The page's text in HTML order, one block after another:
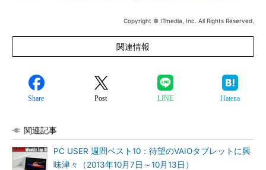
Copyright © ITmedia, Inc. All Rights Reserved.
関連情報
Share Post LINE Hatena
関連記事
PC USER 週間ベスト10：待望のVAIOタブレットに興
味津々（2013年10月7日～10月13日）